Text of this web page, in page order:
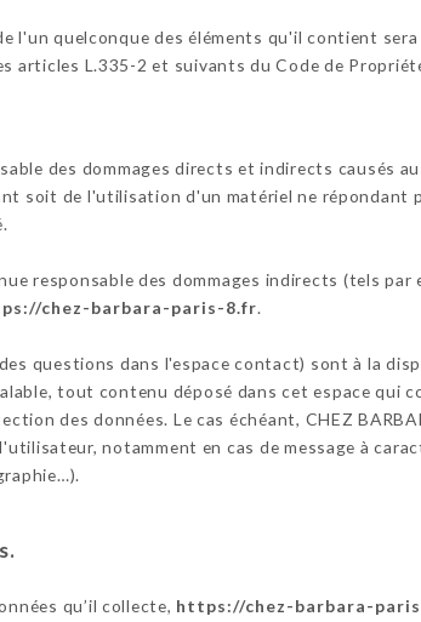
l'un quelconque des éléments qu'il contient
articles L.335-2 et suivants du Code de
des dommages directs et indirects causés
soit de l'utilisation d'un matériel ne répondant
responsable des dommages indirects (tels
chez-barbara-paris-8.fr.
questions dans l'espace contact) sont à la
tout contenu déposé dans cet espace qui
des données. Le cas échéant, CHEZ
notamment en cas de message à
qu’il collecte, https://chez-barbara-